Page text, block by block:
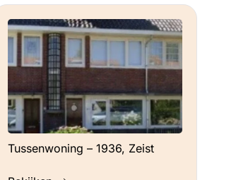
Tussenwoning – 1936, Zeist